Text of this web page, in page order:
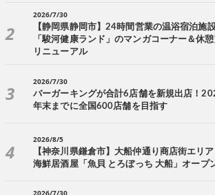
2026/7/30
【静岡県静岡市】24時間営業の温浴宿泊施
「駿河健康ランド」のマンガコーナー＆休
リニューアル
2026/7/30
バーガーキングが合計6店舗を新規出店！
年末までに全国600店舗を目指す
2026/8/5
【神奈川県鎌倉市】大船仲通り商店街エリア
海鮮居酒屋「魚貝 とろぼっち 大船」オープ